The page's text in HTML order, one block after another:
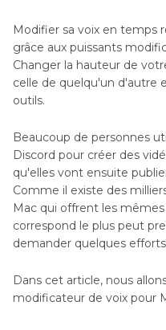
Modifier sa voix en temps
grâce aux puissants
Changer la hauteur de
celle de quelqu'un d'autre
outils.
Beaucoup de personnes
Discord pour créer des
qu'elles vont ensuite
Comme il existe des
Mac qui offrent les
correspond le plus peut
demander quelques
Dans cet article, nous
modificateur de voix pour